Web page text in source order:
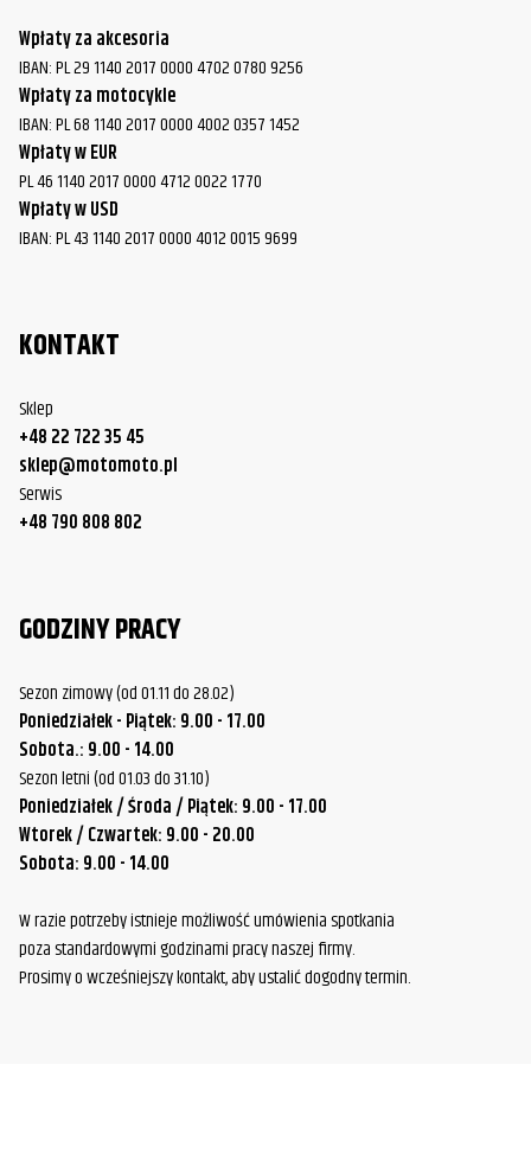
Wpłaty za akcesoria
IBAN: PL 29 1140 2017 0000 4702 0780 9256
Wpłaty za motocykle
IBAN: PL 68 1140 2017 0000 4002 0357 1452
Wpłaty w EUR
PL 46 1140 2017 0000 4712 0022 1770
Wpłaty w USD
IBAN: PL 43 1140 2017 0000 4012 0015 9699
KONTAKT
Sklep
+48 22 722 35 45
sklep@motomoto.pl
Serwis
+48 790 808 802
GODZINY PRACY
Sezon zimowy (od 01.11 do 28.02)
Poniedziałek - Piątek: 9.00 - 17.00
Sobota.: 9.00 - 14.00
Sezon letni (od 01.03 do 31.10)
Poniedziałek / Środa / Piątek: 9.00 - 17.00
Wtorek / Czwartek: 9.00 - 20.00
Sobota: 9.00 - 14.00
W razie potrzeby istnieje możliwość umówienia spotkania
poza standardowymi godzinami pracy naszej firmy.
Prosimy o wcześniejszy kontakt, aby ustalić dogodny termin.